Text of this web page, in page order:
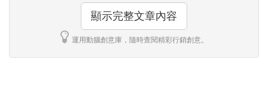
顯示完整文章內容
運用動腦創意庫，隨時查閱精彩行銷創意。